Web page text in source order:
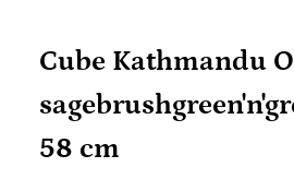
Cube Kathmandu
58 cm